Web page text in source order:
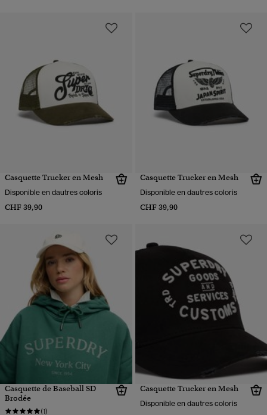
Casquette Trucker en Mesh
Disponible en dautres coloris
CHF 39,90
Casquette Trucker en Mesh
Disponible en dautres coloris
CHF 39,90
Casquette de Baseball SD
Brodée
(1)
Casquette Trucker en Mesh
Disponible en dautres coloris